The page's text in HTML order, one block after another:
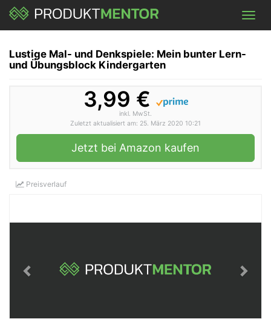
Skip
main
Lustige Mal- und Denkspiele: Mein bunter Lern-
und Übungsblock Kindergarten
3,99 €
inkl. MwSt.
Zuletzt aktualisiert am: 25. März 2020 10:21
Jetzt bei Amazon kaufen
Preisverlauf